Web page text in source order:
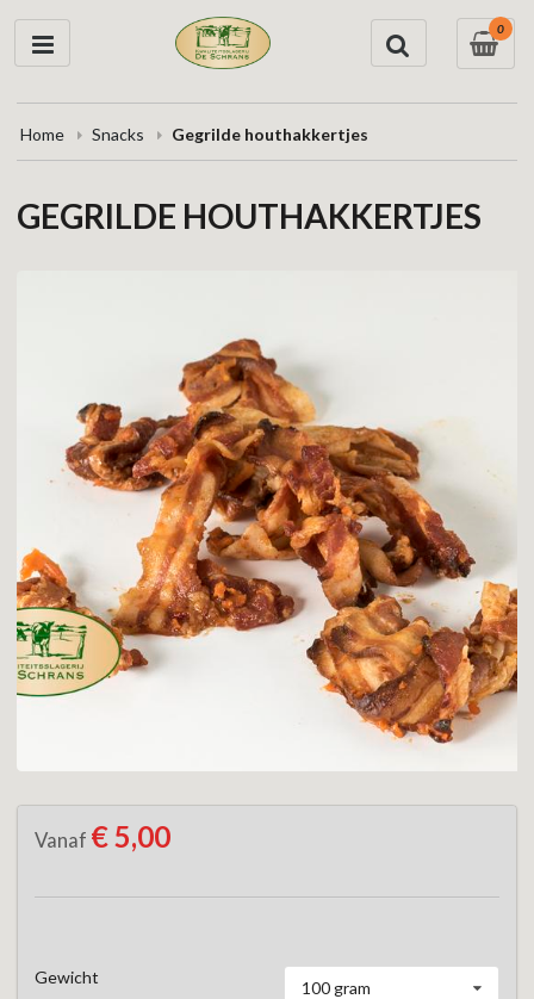
0
Home Snacks Gegrilde houthakkertjes
GEGRILDE HOUTHAKKERTJES
Vanaf € 5,00
Gewicht
100 gram